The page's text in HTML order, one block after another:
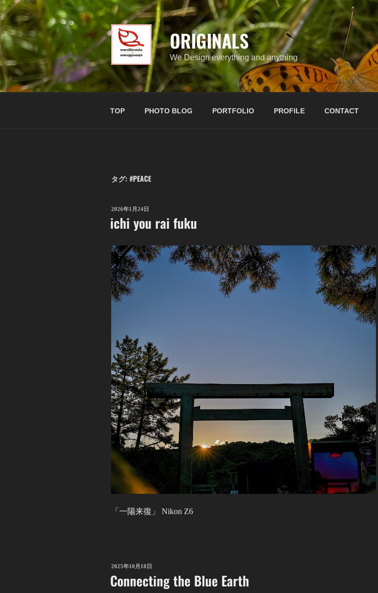
コ
ン
テ
ン
ツ
へ
ス
キ
ORIGINALS
We Design everything and anything
TOP PHOTO BLOG PORTFOLIO PROFILE CONTACT
タグ: #PEACE
投
日:
2026年1月24日
ichi you rai fuku
「一陽来復」 Nikon Z6
投
日:
2025年10月18日
Connecting the Blue Earth